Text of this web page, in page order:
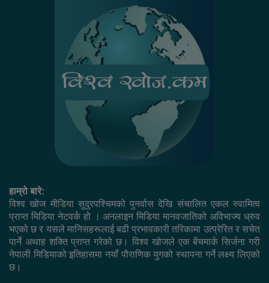
हाम्रो बारे:
विश्व खोज मीडिया सुदुरपश्चिमको पुनर्वास देखि संचालित एकल स्वामित्व
प्राप्त मिडिया नेटवर्क हो । अनलाइन मिडिया मानवजातिको अविभाज्य ध्रुव
भएको छ र यसले मानिसहरूलाई बढी प्रभावकारी तरिकामा उत्प्रेरित र सचेत
पार्ने अथाह शक्ति प्राप्त गरेको छ। विश्व खोजले एक बेंचमार्क सिर्जना गरी
नेपाली मिडियाको इतिहासमा नयाँ पौराणिक युगको स्थापना गर्ने लक्ष्य लिएको
छ।